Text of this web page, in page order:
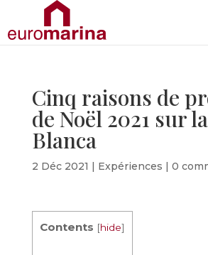
Cinq raisons de
de Noël 2021 sur
Blanca
2 Déc 2021 | Expériences | 0
Contents [hide]